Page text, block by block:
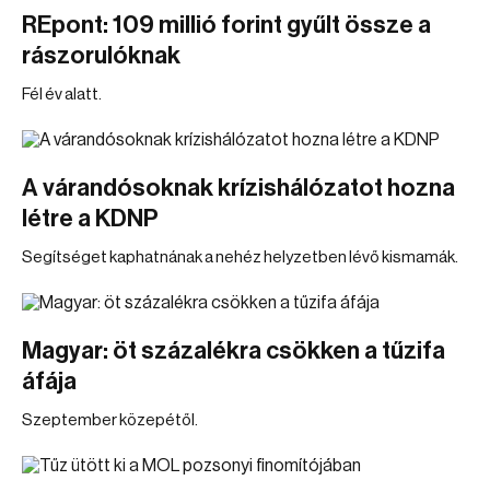
REpont: 109 millió forint gyűlt össze a
rászorulóknak
Fél év alatt.
A várandósoknak krízishálózatot hozna
létre a KDNP
Segítséget kaphatnának a nehéz helyzetben lévő kismamák.
Magyar: öt százalékra csökken a tűzifa
áfája
Szeptember közepétől.